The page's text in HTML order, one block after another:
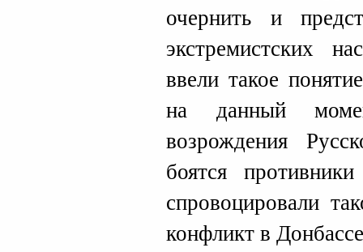
очернить и
экстремистских
ввели такое
на данный
возрождения
боятся
спровоцировали
конфликт в